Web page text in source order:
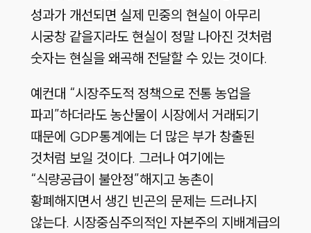
성과가 개선되면 실제 민중의 현실이 아무리
시궁창 같을지라도 현실이 정말 나아진 것처럼
숫자는 현실을 왜곡해 전달할 수 있는 것이다.
예컨대 “시장주도적 정책으로 전통 농업을
파괴”하더라도 농산물이 시장에서 거래되기
때문에 GDP통계에는 더 많은 부가 창출된
것처럼 보일 것이다. 그러나 여기에는
“식량공급이 불안정”해지고 농촌이
황폐해지면서 생긴 빈곤의 문제는 드러나지
않는다. 시장중심주의적인 자본주의 지배계급의